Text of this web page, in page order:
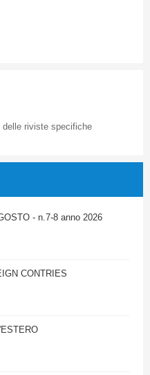
riviste specifiche
- n.7-8 anno 2026
CONTRIES